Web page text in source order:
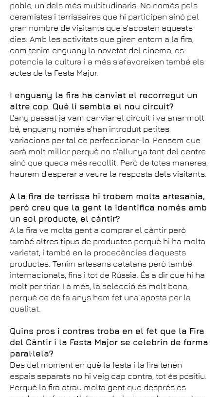
poble, un dels més multitudinaris. No només pels
ceramistes i terrissaires que hi participen sinó pel
gran nombre de visitants que s'acosten aquests
dies. Amb les activitats que giren entorn a la fira,
com tenim enguany la novetat del cinema, es
potencia la cultura i a més s'afavoreixen també els
actes de la Festa Major.
I enguany la fira ha canviat el recorregut un
altre cop. Què li sembla el nou circuit?
L'any passat ja vam canviar el circuit i va anar molt
bé, enguany només s'han introduït petites
variacions per tal de perfeccionar-lo. Pensem que
serà molt millor perquè no s'allunya tant del centre
sinó que queda més recollit. Però de totes maneres,
haurem d'esperar a veure la resposta dels visitants.
A la fira de terrissa hi trobem molta artesania,
però creu que la gent la identifica només amb
un sol producte, el càntir?
A la fira ve molta gent a comprar el càntir però
també altres tipus de productes perquè hi ha molta
varietat, i també en la procedències d'aquests
productes. Tenim artesans catalans però també
internacionals, fins i tot de Rússia. És a dir que hi ha
molt per triar. I a més, la selecció és molt bona,
perquè de de fa anys hem fet una aposta per la
qualitat.
Quins pros i contras troba en el fet que la Fira
del Càntir i la Festa Major se celebrin de forma
paral·lela?
Des del moment en què la festa i la fira tenen
espais separats no hi veig cap contra, tot és positiu.
Perquè la fira atrau molta gent que després es